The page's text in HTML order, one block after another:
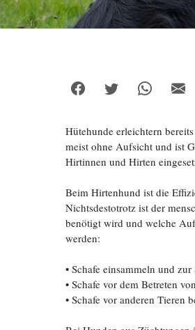
Hütehunde erleichtern
meist ohne Aufsicht und ist
Hirtinnen und Hirten
Beim Hirtenhund ist die
Nichtsdestotrotz ist der
benötigt wird und welche
werden:
• Schafe einsammeln und
• Schafe vor dem Betreten
• Schafe vor anderen Tieren